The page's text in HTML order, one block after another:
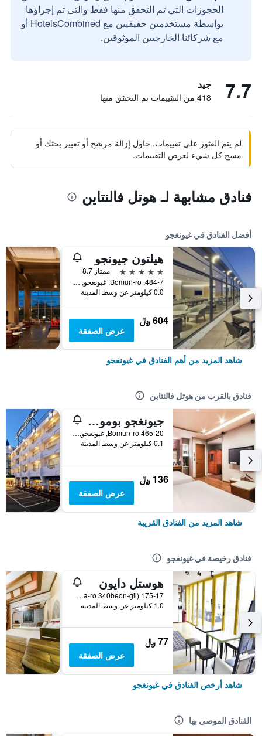
الحجوزات التي تم التحقق منها فقط والتي تم إجراؤها
بواسطة مستخدمين حقيقيين مع HotelsCombined أو
مع شركائنا الخارجيين الموثوقين.
7.7 جيد
418 من التقييمات تم التحقق منها
لم يتم العثور على تقييمات. حاول إزالة مرشح أو تغيير بحثك أو
مسح كل شيء لعرض التقييمات.
فنادق مشابهة لـ هوتل فالنتاين
أفضل الفنادق في غيونغجو
هيلتون جيونجو
5 نجوم
ممتاز 8.7
484-7, Bomun-ro, غيونغجو, كوريا الجنوبية
0.0 كيلومتر عن وسط المدينة
604 ﷼
عرض الصفقة
شاهد المزيد من أهم الفنادق في غيونغجو
فنادق بالقرب من هوتل فالنتاين
جيونغجو بومون زارا
465-20 Bomun-ro, غيونغجو, كوريا الجنوبية
0.1 كيلومتر عن وسط المدينة
136 ﷼
عرض الصفقة
شاهد المزيد من الفنادق القريبة
فنادق رخيصة في غيونغجو
هوستل دايون
175-17 Seongdong-Dong (12, Wonhwa-ro 340beon-gil), غيونغجو, كوريا الجنوبية
1.0 كيلومتر عن وسط المدينة
77 ﷼
عرض الصفقة
شاهد أرخص الفنادق في غيونغجو
الفنادق الموصى بها